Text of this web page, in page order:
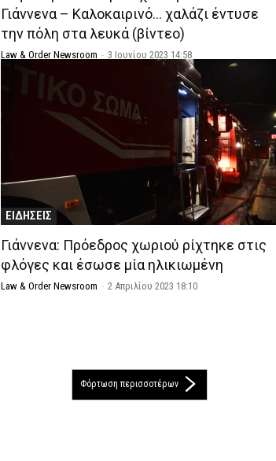
Γιάννενα – Καλοκαιρινό… χαλάζι έντυσε
την πόλη στα λευκά (βίντεο)
Law & Order Newsroom - 3 Ιουνίου 2023 14:58
ΕΙΔΗΣΕΙΣ
Γιάννενα: Πρόεδρος χωριού ρίχτηκε στις
φλόγες και έσωσε μία ηλικιωμένη
Law & Order Newsroom - 2 Απριλίου 2023 18:10
Φόρτωση περισσοτέρων